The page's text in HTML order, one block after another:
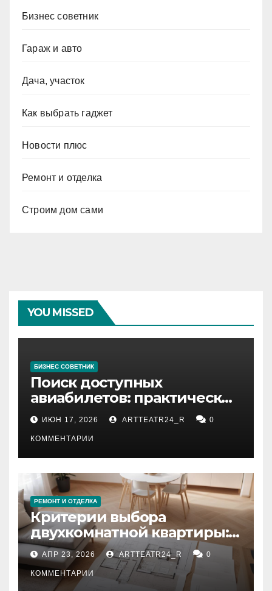
Бизнес советник
Гараж и авто
Дача, участок
Как выбрать гаджет
Новости плюс
Ремонт и отделка
Строим дом сами
YOU MISSED
БИЗНЕС СОВЕТНИК
Поиск доступных
авиабилетов: практические
рекомендации
ИЮН 17, 2026 ARTTEATR24_R 0
КОММЕНТАРИИ
РЕМОНТ И ОТДЕЛКА
Критерии выбора
двухкомнатной квартиры:
планировка, площадь,
состояние и документация
АПР 23, 2026 ARTTEATR24_R 0
КОММЕНТАРИИ